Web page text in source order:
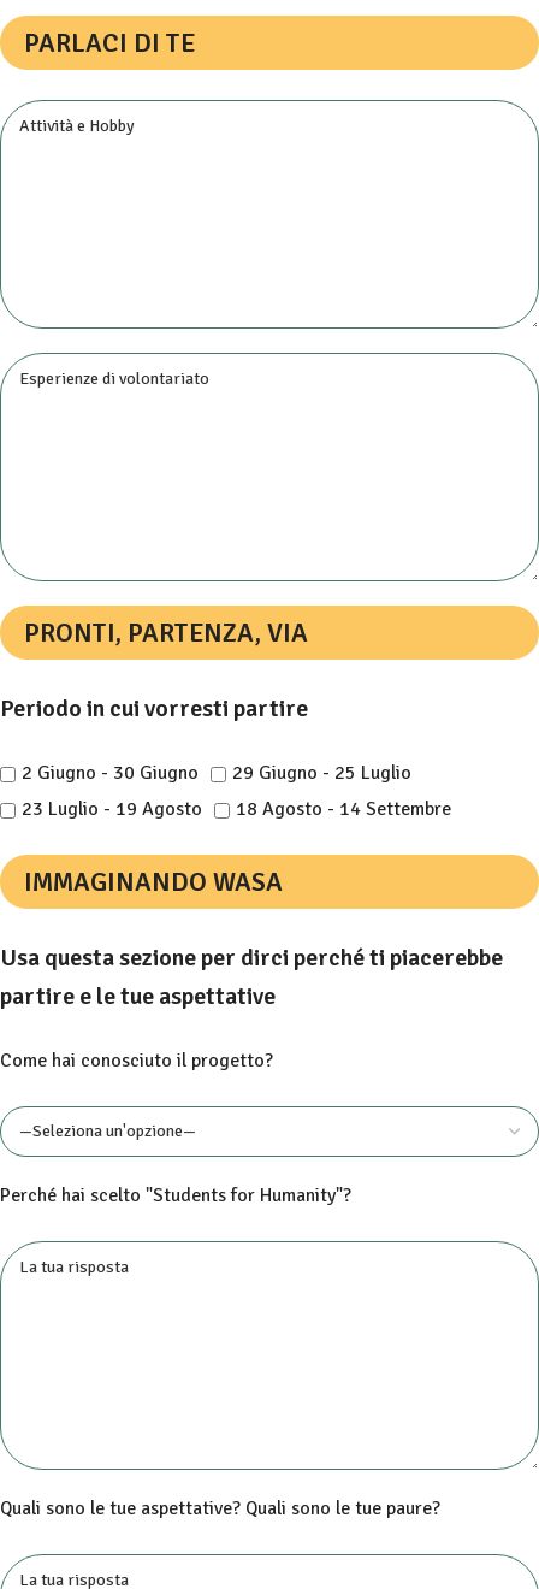
PARLACI DI TE
PRONTI, PARTENZA, VIA
Periodo in cui vorresti partire
2 Giugno - 30 Giugno
29 Giugno - 25 Luglio
23 Luglio - 19 Agosto
18 Agosto - 14 Settembre
IMMAGINANDO WASA
Usa questa sezione per dirci perché ti piacerebbe
partire e le tue aspettative
Come hai conosciuto il progetto?
Perché hai scelto "Students for Humanity"?
Quali sono le tue aspettative? Quali sono le tue paure?